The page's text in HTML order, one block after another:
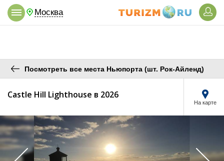
Москва
Посмотреть все места Ньюпорта (шт. Рок-Айленд)
Castle Hill Lighthouse в 2026
На карте